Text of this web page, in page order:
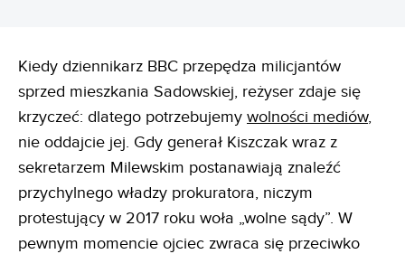
Kiedy dziennikarz BBC przepędza milicjantów
sprzed mieszkania Sadowskiej, reżyser zdaje się
krzyczeć: dlatego potrzebujemy wolności mediów,
nie oddajcie jej. Gdy generał Kiszczak wraz z
sekretarzem Milewskim postanawiają znaleźć
przychylnego władzy prokuratora, niczym
protestujący w 2017 roku woła „wolne sądy”. W
pewnym momencie ojciec zwraca się przeciwko